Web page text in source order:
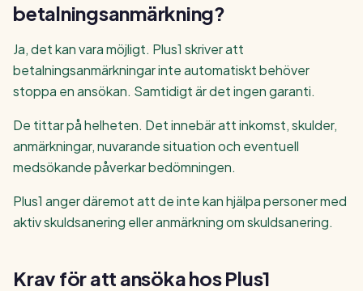
betalningsanmärkning?
Ja, det kan vara möjligt. Plus1 skriver att
betalningsanmärkningar inte automatiskt behöver
stoppa en ansökan. Samtidigt är det ingen garanti.
De tittar på helheten. Det innebär att inkomst, skulder,
anmärkningar, nuvarande situation och eventuell
medsökande påverkar bedömningen.
Plus1 anger däremot att de inte kan hjälpa personer med
aktiv skuldsanering eller anmärkning om skuldsanering.
Krav för att ansöka hos Plus1